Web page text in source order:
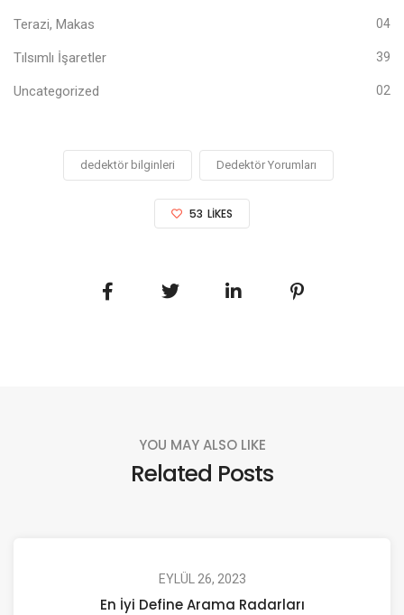
Terazi, Makas 04
Tılsımlı İşaretler 39
Uncategorized 02
dedektör bilginleri Dedektör Yorumları
53 LIKES
YOU MAY ALSO LIKE
Related Posts
EYLÜL 26, 2023
En İyi Define Arama Radarları